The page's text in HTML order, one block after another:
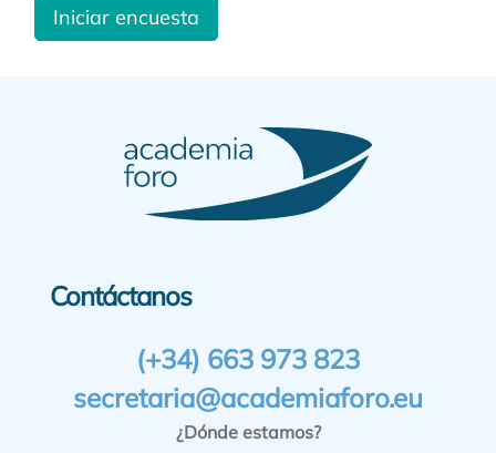
Iniciar encuesta
Contáctanos
(+34) 663 973 823
secretaria@academiaforo.eu
¿Dónde estamos?